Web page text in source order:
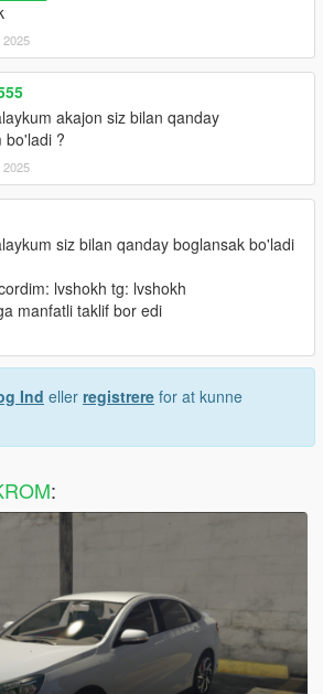
2025
akajon siz bilan qanday
bo'ladi ?
siz bilan qanday boglansak bo'ladi
lvshokh tg: lvshokh
manfatli taklif bor edi
Ind eller registrere for at kunne
: